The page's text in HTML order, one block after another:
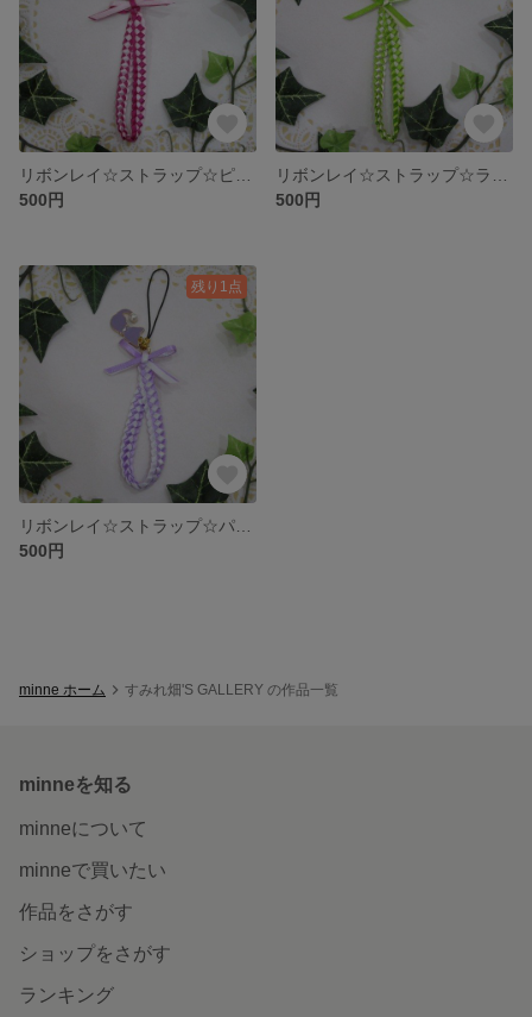
500円
500円
残り1点
500円
minne ホーム すみれ畑'S GALLERY の作品一覧
minneを知る
minneについて
minneで買いたい
作品をさがす
ショップをさがす
ランキング